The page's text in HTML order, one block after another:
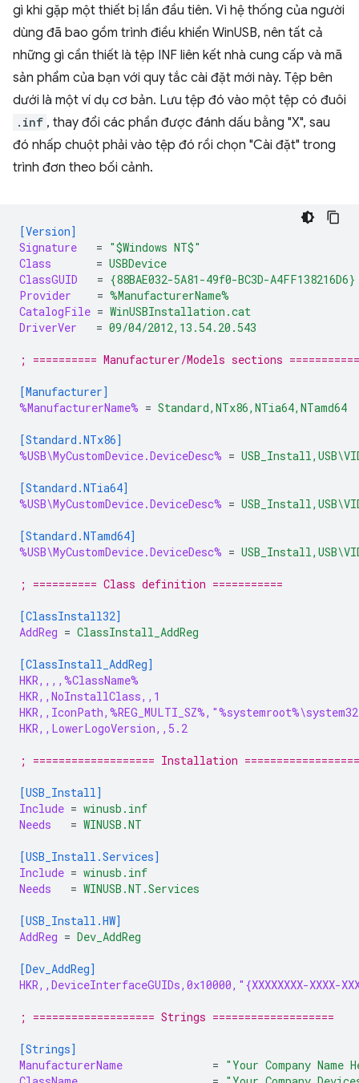
gì khi gặp một thiết bị lần đầu tiên. Vì hệ thống của người
dùng đã bao gồm trình điều khiển WinUSB, nên tất cả
những gì cần thiết là tệp INF liên kết nhà cung cấp và mã
sản phẩm của bạn với quy tắc cài đặt mới này. Tệp bên
dưới là một ví dụ cơ bản. Lưu tệp đó vào một tệp có đuôi
.inf , thay đổi các phần được đánh dấu bằng "X", sau
đó nhấp chuột phải vào tệp đó rồi chọn "Cài đặt" trong
trình đơn theo bối cảnh.
[Version]
Signature
= "$Windows NT$"
Class
= USBDevice
ClassGUID
= {88BAE032-5A81-49f0-BC3D-A4FF138216D6}
Provider
= %ManufacturerName%
CatalogFile = WinUSBInstallation.cat
DriverVer
= 09/04/2012,13.54.20.543
; ========== Manufacturer/Models sections ===========
[Manufacturer]
%ManufacturerName% = Standard,NTx86,NTia64,NTamd64
[Standard.NTx86]
%USB\MyCustomDevice.DeviceDesc% =
[Standard.NTia64]
%USB\MyCustomDevice.DeviceDesc% =
[Standard.NTamd64]
%USB\MyCustomDevice.DeviceDesc% =
; ========== Class definition ===========
[ClassInstall32]
AddReg = ClassInstall_AddReg
[ClassInstall_AddReg]
HKR,,,,%ClassName%
HKR,,NoInstallClass,,1
HKR,,LowerLogoVersion,,5.2
; =================== Installation
[USB_Install]
Include = winusb.inf
Needs
= WINUSB.NT
[USB_Install.Services]
Include = winusb.inf
Needs
= WINUSB.NT.Services
[USB_Install.HW]
AddReg = Dev_AddReg
[Dev_AddReg]
HKR,,DeviceInterfaceGUIDs,0x10000,"{XXXXXXXX-XXXX-
; =================== Strings ===================
[Strings]
ManufacturerName
= "Your Company Name